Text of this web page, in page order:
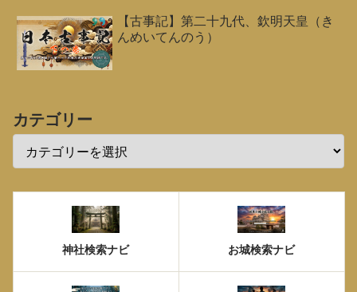
【古事記】第二十九代、欽明天皇（き
んめいてんのう）
カテゴリー
神社検索ナビ お城検索ナビ